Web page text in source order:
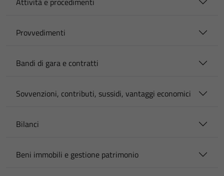
Provvedimenti
Bandi di gara e contratti
Sovvenzioni, contributi, sussidi, vantaggi economici
Bilanci
Beni immobili e gestione patrimonio